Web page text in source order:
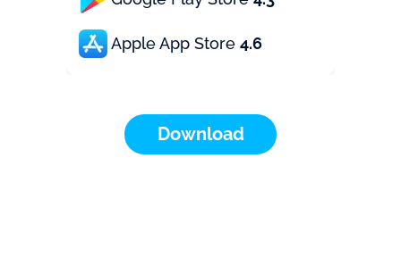
Apple App Store 4.6
Download